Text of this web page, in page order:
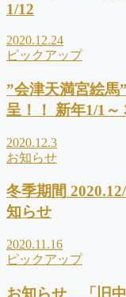
1/12
2020.12.24
ピックアップ
”会津天満宮絵馬
呈！！ 新年1/1～
2020.12.3
お知らせ
冬季期間
知らせ
2020.11.16
ピックアップ
お知らせ 「旧